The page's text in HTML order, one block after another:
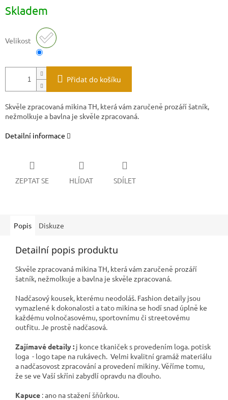
cena:
Skladem
Velikost
Přidat do košíku
Skvěle zpracovaná mikina TH, která vám zaručeně prozáří šatník,
nežmolkuje a bavlna je skvěle zpracovaná.
Detailní informace
ZEPTAT SE HLÍDAT SDÍLET
Popis Diskuze
Detailní popis produktu
Skvěle zpracovaná mikina TH, která vám zaručeně prozáří
šatník, nežmolkuje a bavlna je skvěle zpracovaná.
Nadčasový kousek, kterému neodoláš. Fashion detaily jsou
vymazlené k dokonalosti a tato mikina se hodí snad úplně ke
každému volnočasovému, sportovnímu či streetovému
outfitu. Je prostě nadčasová.
Zajímavé detaily : j konce tkaniček s provedením loga. potisk
loga - logo tape na rukávech. Velmi kvalitní gramáž materiálu
a nadčasovost zpracování a provedení mikiny. Věříme tomu,
že se ve Vaší skříni zabydlí opravdu na dlouho.
Kapuce : ano na stažení šňůrkou.